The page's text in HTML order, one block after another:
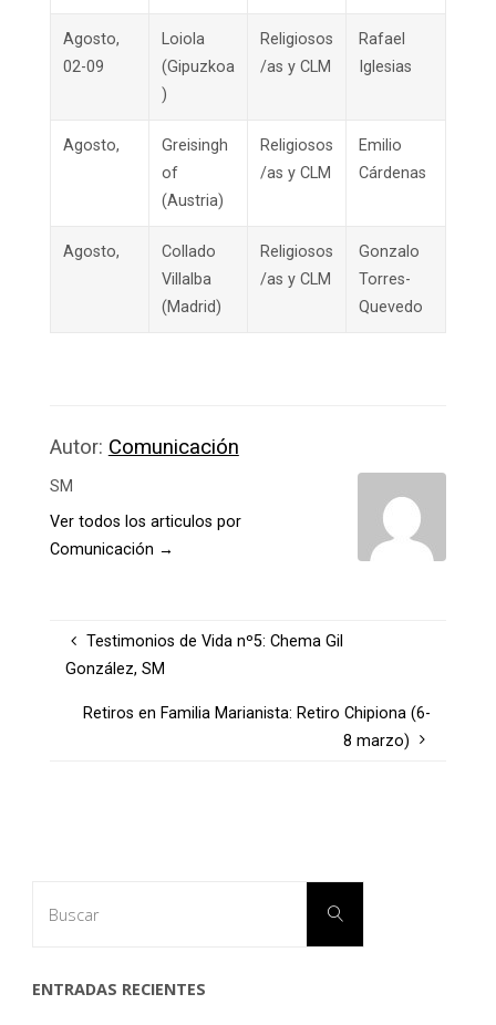
Agosto,
02-09
Loiola
(Gipuzkoa
)
Religiosos
/as y CLM
Rafael
Iglesias
Agosto,
Greisingh
of
(Austria)
Religiosos
/as y CLM
Emilio
Cárdenas
Agosto,
Collado
Villalba
(Madrid)
Religiosos
/as y CLM
Gonzalo
Torres-
Quevedo
Autor: Comunicación
SM
Ver todos los articulos por
Comunicación →
Testimonios de Vida nº5: Chema Gil
González, SM
Retiros en Familia Marianista: Retiro Chipiona (6-
8 marzo)
Buscar
ENTRADAS RECIENTES